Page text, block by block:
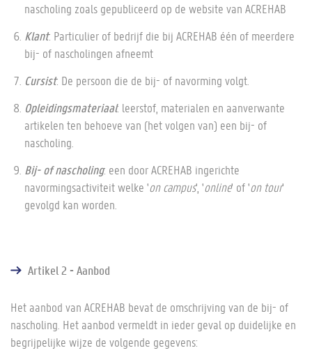
nascholing zoals gepubliceerd op de website van ACREHAB
Klant: Particulier of bedrijf die bij ACREHAB één of meerdere
bij- of nascholingen afneemt
Cursist: De persoon die de bij- of navorming volgt.
Opleidingsmateriaal: leerstof, materialen en aanverwante
artikelen ten behoeve van (het volgen van) een bij- of
nascholing.
Bij- of nascholing: een door ACREHAB ingerichte
navormingsactiviteit welke 'on campus', 'online' of 'on tour'
gevolgd kan worden.
Artikel 2 - Aanbod
Het aanbod van ACREHAB bevat de omschrijving van de bij- of
nascholing. Het aanbod vermeldt in ieder geval op duidelijke en
begrijpelijke wijze de volgende gegevens: